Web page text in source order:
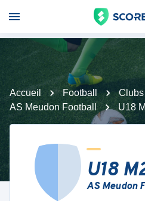
Accueil Football Clubs
AS Meudon Football
U18
U18
AS Meudon